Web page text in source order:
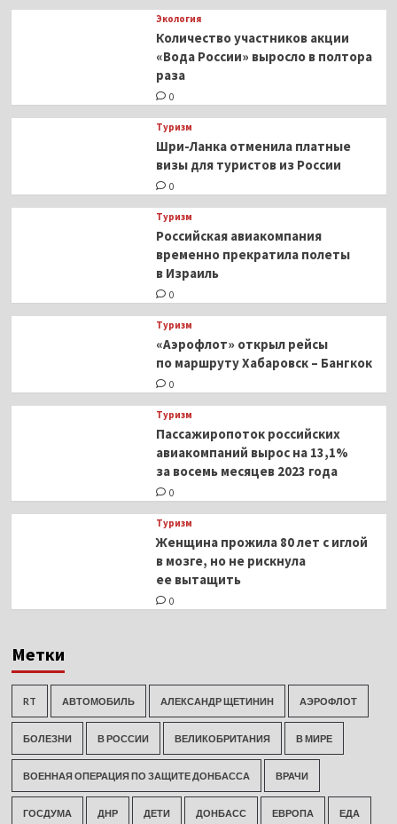
Экология
Количество участников акции
«Вода России» выросло в полтора
раза
0
Туризм
Шри-Ланка отменила платные
визы для туристов из России
0
Туризм
Российская авиакомпания
временно прекратила полеты
в Израиль
0
Туризм
«Аэрофлот» открыл рейсы
по маршруту Хабаровск – Бангкок
0
Туризм
Пассажиропоток российских
авиакомпаний вырос на 13,1%
за восемь месяцев 2023 года
0
Туризм
Женщина прожила 80 лет с иглой
в мозге, но не рискнула
ее вытащить
0
Метки
RT АВТОМОБИЛЬ АЛЕКСАНДР ЩЕТИНИН АЭРОФЛОТ
БОЛЕЗНИ В РОССИИ ВЕЛИКОБРИТАНИЯ В МИРЕ
ВОЕННАЯ ОПЕРАЦИЯ ПО ЗАЩИТЕ ДОНБАССА ВРАЧИ
ГОСДУМА ДНР ДЕТИ ДОНБАСС ЕВРОПА ЕДА